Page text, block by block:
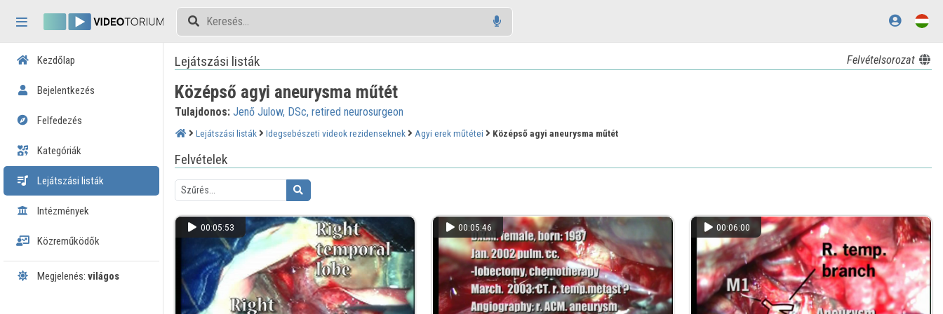
Tartalom kihagyása
Kezdőlap
Bejelentkezés
Felfedezés
Kategóriák
Lejátszási listák
Intézmények
Közreműködők
Megjelenés: világos
Lejátszási listák Felvételsorozat
Középső agyi aneurysma műtét
Tulajdonos: Jenő Julow, DSc, retired neurosurgeon
Lejátszási listák Idegsebészeti videok rezidenseknek Agyi erek műtétei Középső agyi aneurysma műtét
Felvételek
00:05:53 00:05:46 00:06:00